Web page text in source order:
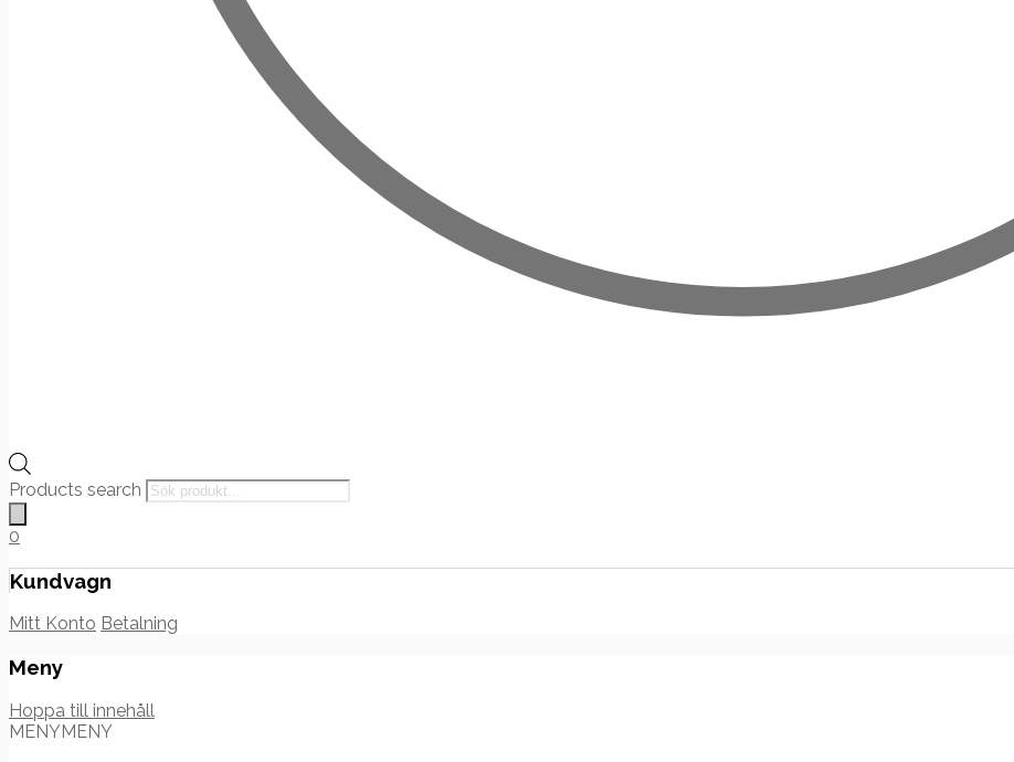
Products search
0
Kundvagn
Mitt Konto Betalning
Meny
Hoppa till innehåll
MENYMENY